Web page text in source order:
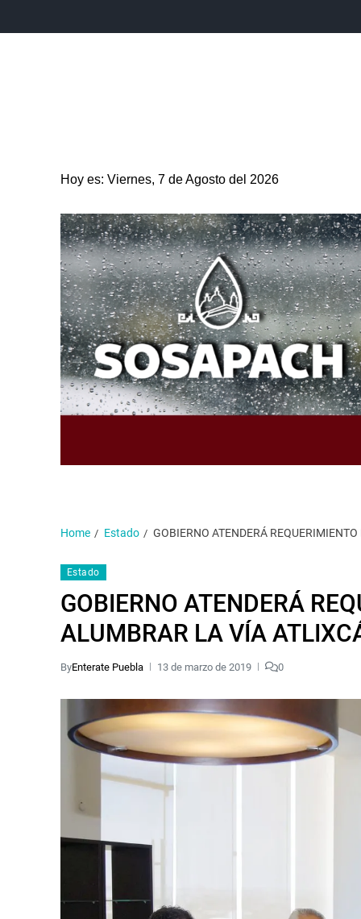
ENTRETENIMIENTO SALUD DEPORTES
Hoy es: Viernes, 7 de Agosto del 2026
Home Estado GOBIERNO ATENDERÁ
Estado
GOBIERNO ATENDERÁ
ALUMBRAR LA VÍA
ByEnterate Puebla 13 de marzo de 2019 0